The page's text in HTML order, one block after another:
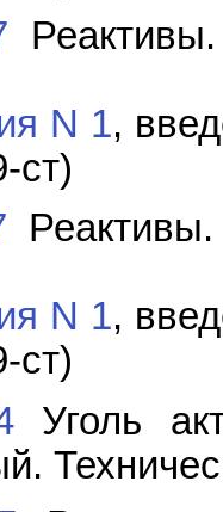
N 1,
ст)
N 1,
ст)
Уголь